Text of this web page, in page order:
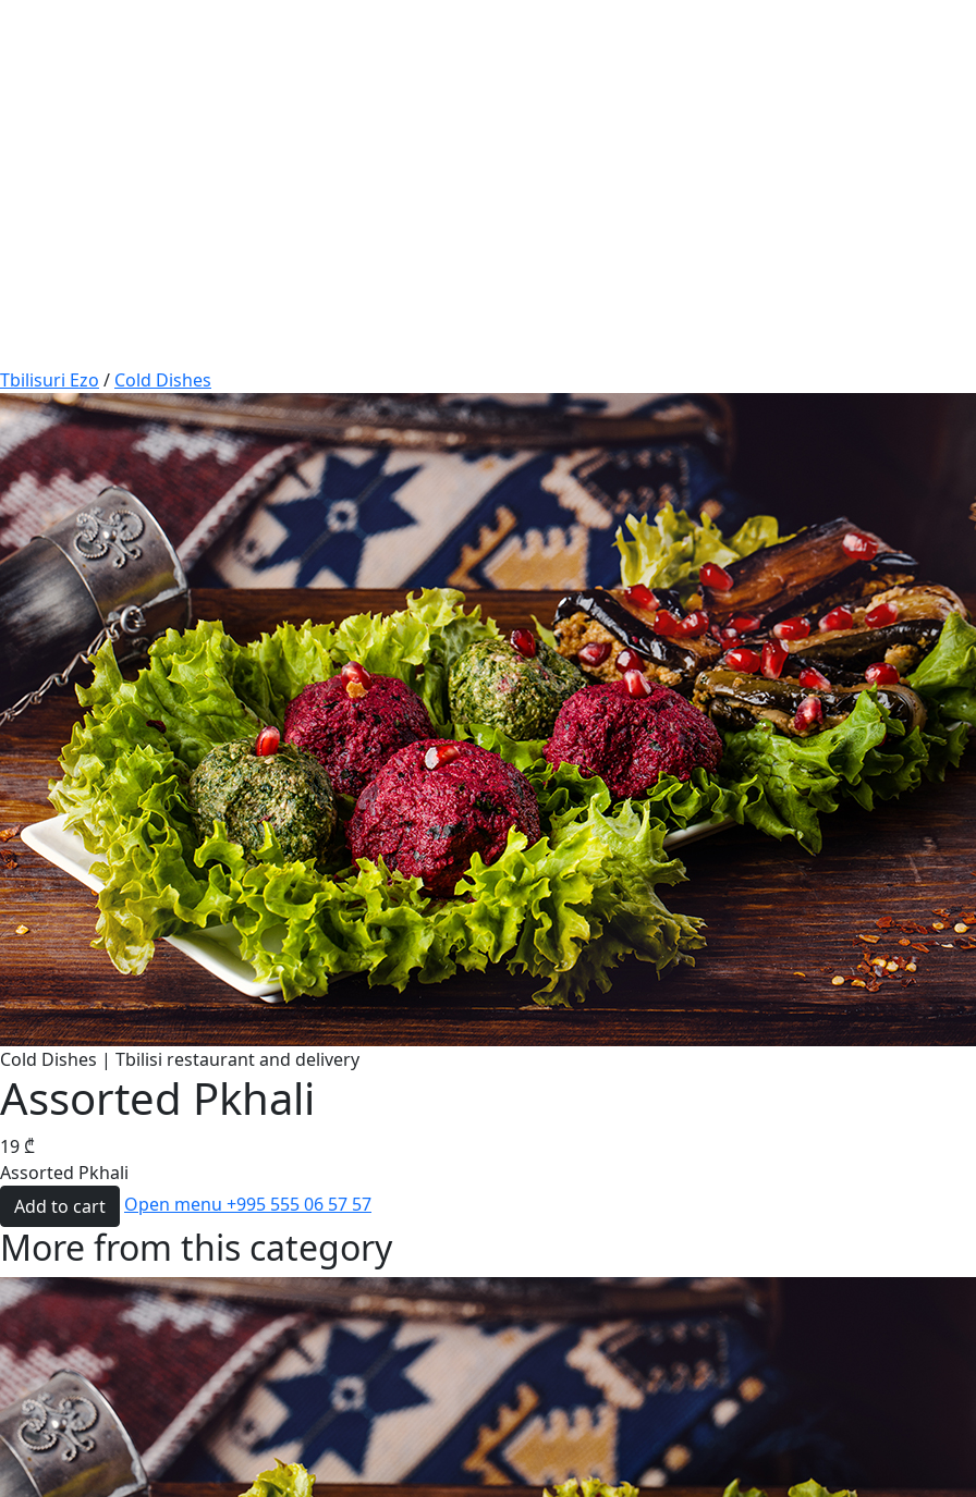
Tbilisuri Ezo / Cold Dishes
Cold Dishes | Tbilisi restaurant and delivery
Assorted Pkhali
19₾
Assorted Pkhali
Add to cart
Open menu +995 555 06 57 57
More from this category